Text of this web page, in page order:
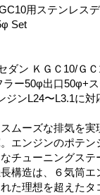
用ステンレス
Set
ダン ＫＧＣ10/Ｇ
ラー50φ出口50φ+
ジンL24〜L3.1に対
ムーズな排気を実
エンジンのポテ
チューニングス
構造は、６気筒エ
た理想を超えたタ